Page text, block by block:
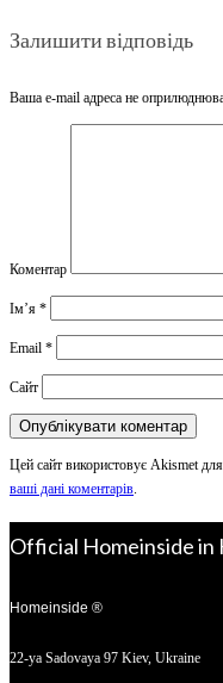
Залишити відповідь
Ваша e-mail адреса не
Коментар
Ім’я *
Email *
Сайт
Цей сайт використовує Akismet
ваші дані коментарів.
Official Homeinside in
Homeinside ®
22-ya Sadovaya 97 Kiev, Ukraine